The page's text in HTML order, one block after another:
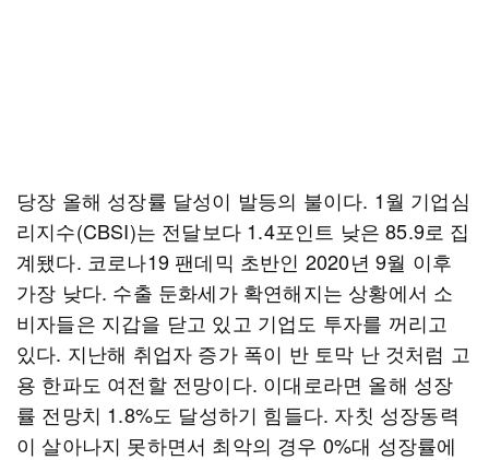
당장 올해 성장률 달성이 발등의 불이다. 1월 기업심
리지수(CBSI)는 전달보다 1.4포인트 낮은 85.9로 집
계됐다. 코로나19 팬데믹 초반인 2020년 9월 이후
가장 낮다. 수출 둔화세가 확연해지는 상황에서 소
비자들은 지갑을 닫고 있고 기업도 투자를 꺼리고
있다. 지난해 취업자 증가 폭이 반 토막 난 것처럼 고
용 한파도 여전할 전망이다. 이대로라면 올해 성장
률 전망치 1.8%도 달성하기 힘들다. 자칫 성장동력
이 살아나지 못하면서 최악의 경우 0%대 성장률에